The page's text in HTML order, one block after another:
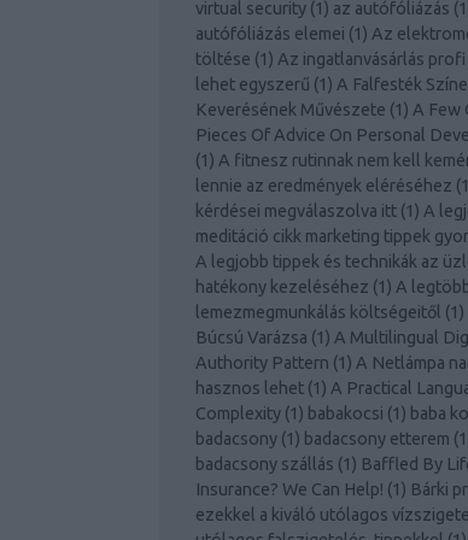
virtual security (1) az autófóliázás (1
autófóliázás elemei (1) Az
töltése (1) Az ingatlanvásárlás
lehet egyszerű (1) A Falfesték
Keverésének Művészete (1) A Few
Pieces Of Advice On Personal
(1) A fitnesz rutinnak nem kell
lennie az eredmények eléréséhez (1
kérdései megválaszolva itt (1) A
meditáció cikk marketing tippek
A legjobb tippek és technikák az
hatékony kezeléséhez (1) A
lemezmegmunkálás költségeitől (1)
Búcsú Varázsa (1) A Multilingual
Authority Pattern (1) A Netlámpa
hasznos lehet (1) A Practical
Complexity (1) babakocsi (1) baba
badacsony (1) badacsony etterem (1
badacsony szállás (1) Baffled By
Insurance? We Can Help! (1) Bárki
ezekkel a kiváló utólagos